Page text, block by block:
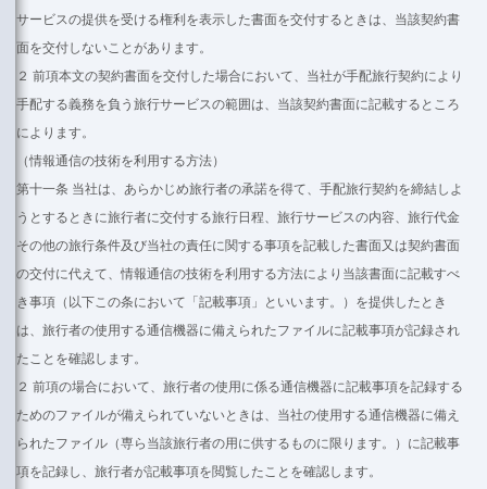
サービスの提供を受ける権利を表示した書面を交付するときは、当該契約書
面を交付しないことがあります。
２ 前項本文の契約書面を交付した場合において、当社が手配旅行契約により
手配する義務を負う旅行サービスの範囲は、当該契約書面に記載するところ
によります。
（情報通信の技術を利用する方法）
第十一条 当社は、あらかじめ旅行者の承諾を得て、手配旅行契約を締結しよ
うとするときに旅行者に交付する旅行日程、旅行サービスの内容、旅行代金
その他の旅行条件及び当社の責任に関する事項を記載した書面又は契約書面
の交付に代えて、情報通信の技術を利用する方法により当該書面に記載すべ
き事項（以下この条において「記載事項」といいます。）を提供したとき
は、旅行者の使用する通信機器に備えられたファイルに記載事項が記録され
たことを確認します。
２ 前項の場合において、旅行者の使用に係る通信機器に記載事項を記録する
ためのファイルが備えられていないときは、当社の使用する通信機器に備え
られたファイル（専ら当該旅行者の用に供するものに限ります。）に記載事
項を記録し、旅行者が記載事項を閲覧したことを確認します。